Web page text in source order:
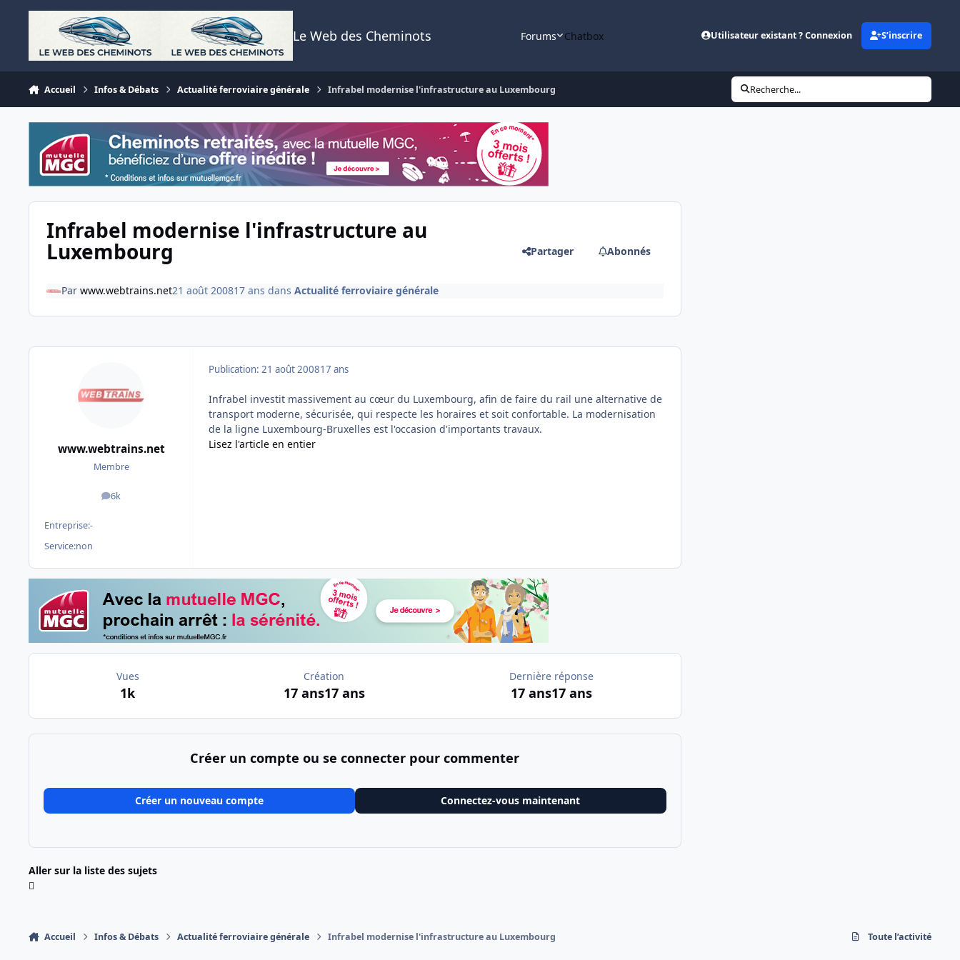
Aller au contenu
Le Web des Cheminots Forums Chatbox Utilisateur existant ? Connexion S’inscrire
Accueil Infos & Débats Actualité ferroviaire générale Infrabel modernise l'infrastructure au Luxembourg Recherche...
Infrabel modernise l'infrastructure au
Luxembourg Partager Abonnés
Par www.webtrains.net21 août 200817 ans dans Actualité ferroviaire générale
www.webtrains.net
Membre
6k
messages
Entreprise:-
Service:non
Publication: 21 août 200817 ans
Infrabel investit massivement au cœur du Luxembourg, afin de faire du rail une alternative de
transport moderne, sécurisée, qui respecte les horaires et soit confortable. La modernisation
de la ligne Luxembourg-Bruxelles est l'occasion d'importants travaux.
Lisez l'article en entier
Vues
1k
Création
17 ans17 ans
Dernière réponse
17 ans17 ans
Créer un compte ou se connecter pour commenter
Créer un nouveau compte Connectez-vous maintenant
Aller sur la liste des sujets
Accueil Infos & Débats Actualité ferroviaire générale Infrabel modernise l'infrastructure au Luxembourg Toute l’activité